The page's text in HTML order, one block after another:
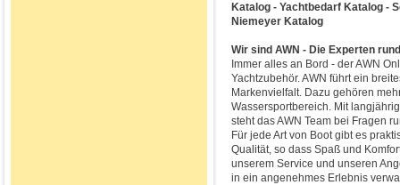
Katalog - Yachtbedarf Katalog -
Niemeyer Katalog
Wir sind AWN - Die Experten
Immer alles an Bord - der AWN
Yachtzubehör. AWN führt ein
Markenvielfalt. Dazu gehören
Wassersportbereich. Mit
steht das AWN Team bei Fragen
Für jede Art von Boot gibt es
Qualität, so dass Spaß und
unserem Service und unseren
in ein angenehmes Erlebnis